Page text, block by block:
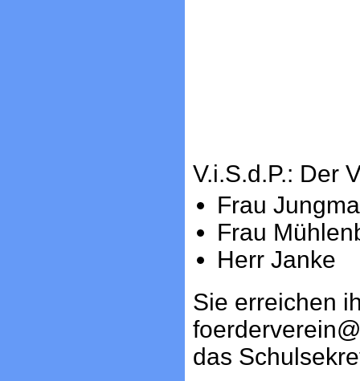
V.i.S.d.P.: Der
Frau
Frau
Herr Janke
Sie erreichen
das